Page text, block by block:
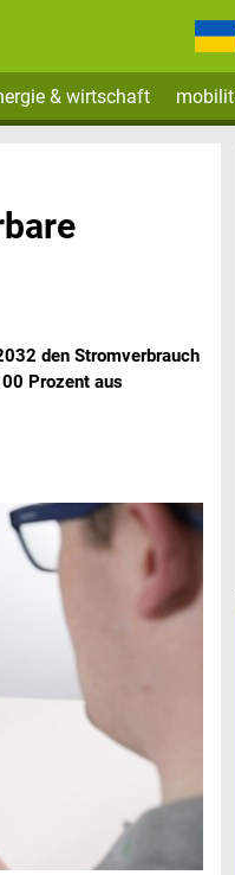
& wirtschaft
den Stromverbrauch
Prozent aus